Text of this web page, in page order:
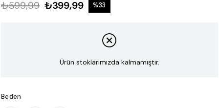
₺599,99 ₺399,99 %33
Ürün stoklarımızda kalmamıştır.
Beden